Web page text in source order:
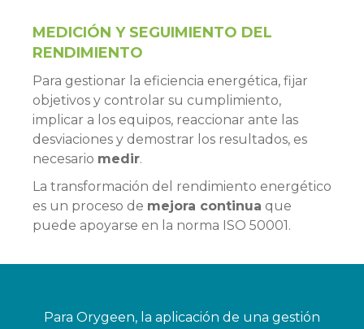
MEDICIÓN Y SEGUIMIENTO DEL
RENDIMIENTO
Para gestionar la eficiencia energética, fijar
objetivos y controlar su cumplimiento,
implicar a los equipos, reaccionar ante las
desviaciones y demostrar los resultados, es
necesario medir.
La transformación del rendimiento energético
es un proceso de mejora continua que
puede apoyarse en la norma ISO 50001.
Para Orygeen, la aplicación de una gestión